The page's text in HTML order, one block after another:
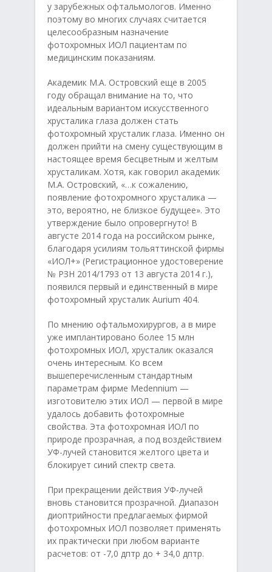
у зарубежных офтальмологов. Именно
поэтому во многих случаях считается
целесообразным назначение
фотохромных ИОЛ пациентам по
медицинским показаниям.
Академик М.А. Островский еще в 2005
году обращал внимание на то, что
идеальным вариантом искусственного
хрусталика глаза должен стать
фотохромный хрусталик глаза. Именно он
должен прийти на смену существующим в
настоящее время бесцветным и желтым
хрусталикам. Хотя, как говорил академик
М.А. Островский, «…к сожалению,
появление фотохромного хрусталика —
это, вероятно, не близкое будущее». Это
утверждение было опровергнуто! В
августе 2014 года на российском рынке,
благодаря усилиям тольяттинской фирмы
«ИОЛ+» (Регистрационное удостоверение
№ РЗН 2014/1793 от 13 августа 2014 г.),
появился первый и единственный в мире
фотохромный хрусталик Aurium 404.
По мнению офтальмохирургов, а в мире
уже имплантировано более 15 млн
фотохромных ИОЛ, хрусталик оказался
очень интересным. Ко всем
вышеперечисленным стандартным
параметрам фирме Medennium —
изготовителю этих ИОЛ — первой в мире
удалось добавить фотохромные
свойства. Эта фотохромная ИОЛ по
природе прозрачная, а под воздействием
УФ-лучей становится желтого цвета и
блокирует синий спектр света.
При прекращении действия УФ-лучей
вновь становится прозрачной. Диапазон
диоптрийности предлагаемых фирмой
фотохромных ИОЛ позволяет применять
их практически при любом варианте
расчетов: от -7,0 дптр до + 34,0 дптр.